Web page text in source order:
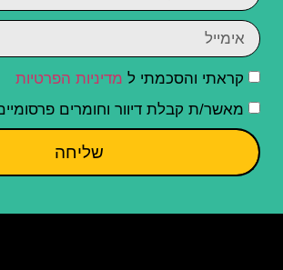
קראתי והסכמתי ל מדיניות הפרטיות
מאשר/ת קבלת דיוור וחומרים
שליחה